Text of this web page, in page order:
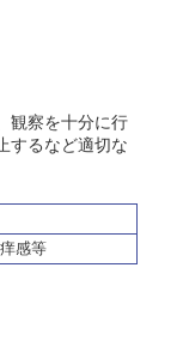
観察を十分に行
するなど適切な
感等